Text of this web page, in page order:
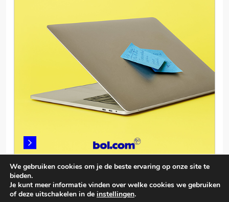
We gebruiken cookies om je de beste ervaring op onze site te
bieden.
Je kunt meer informatie vinden over welke cookies we gebruiken
of deze uitschakelen in de instellingen.